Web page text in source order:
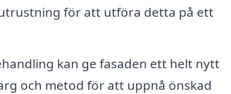
för att utföra detta på ett
kan ge fasaden ett helt nytt
och metod för att uppnå önskad